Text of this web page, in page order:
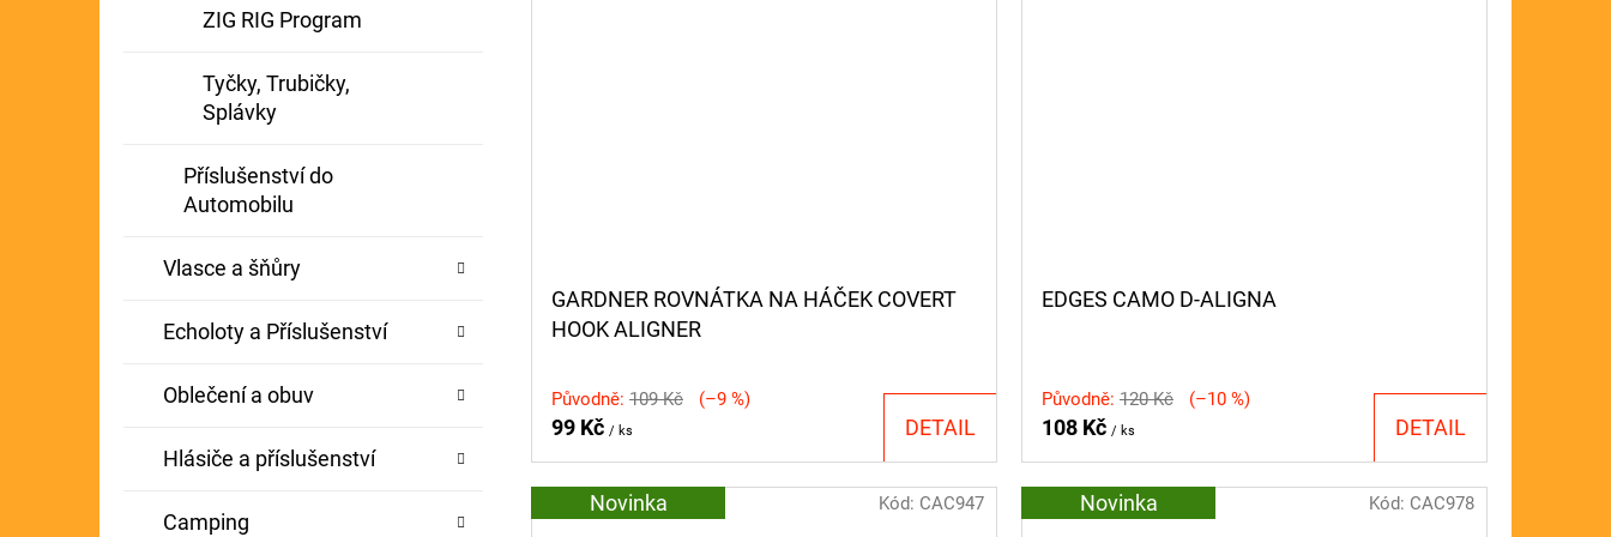
ZIG RIG Program
Tyčky, Trubičky,
Splávky
Příslušenství do
Automobilu
Vlasce a šňůry
Echoloty a Příslušenství
Oblečení a obuv
Hlásiče a příslušenství
Camping
GARDNER ROVNÁTKA NA HÁČEK COVERT
HOOK ALIGNER
Původně: 109 Kč (–9 %)
99 Kč / ks DETAIL
EDGES CAMO D-ALIGNA
Původně: 120 Kč (–10 %)
108 Kč / ks DETAIL
Novinka Kód: CAC947 Novinka Kód: CAC978